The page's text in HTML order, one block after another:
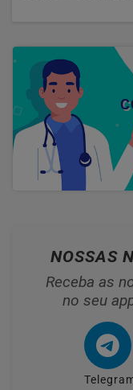
NOSSAS
Receba as
no seu